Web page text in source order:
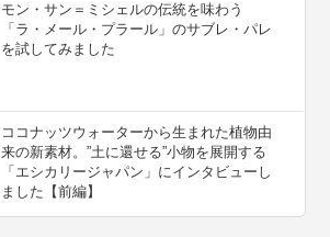
モン・サン＝ミシェルの伝統を味わう
「ラ・メール・プラール」のサブレ・パレ
を試してみました
ココナッツウォーターから生まれた植物由
来の新素材。”⼟に還せる”小物を展開する
「エシカリージャパン」にインタビューし
ました【前編】